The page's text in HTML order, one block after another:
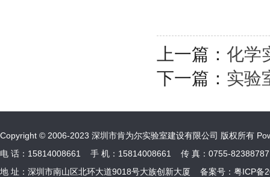
上一篇： 化学
下一篇： 实验
Copyright © 2006-2023 深圳市肯为尔实验室建设有限公司 版权所有
电 话：15814008661 手 机：15814008661 传 真：0755-
地 址：深圳市南山区北环大道9018号大族创新大厦 备案号： 粤ICP备